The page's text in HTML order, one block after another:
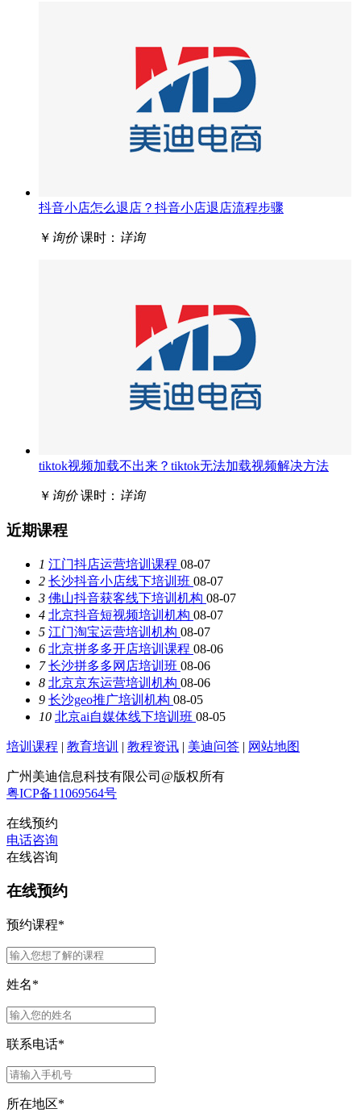
抖音小店怎么退店？抖音小店退店流程步骤
￥ 询价 课时： 详询
tiktok视频加载不出来？tiktok无法加载视频解决方法
￥ 询价 课时： 详询
近期课程
1 江门抖店运营培训课程 08-07
2 长沙抖音小店线下培训班 08-07
3 佛山抖音获客线下培训机构 08-07
4 北京抖音短视频培训机构 08-07
5 江门淘宝运营培训机构 08-07
6 北京拼多多开店培训课程 08-06
7 长沙拼多多网店培训班 08-06
8 北京京东运营培训机构 08-06
9 长沙geo推广培训机构 08-05
10 北京ai自媒体线下培训班 08-05
培训课程 | 教育培训 | 教程资讯 | 美迪问答 | 网站地图
广州美迪信息科技有限公司@版权所有
粤ICP备11069564号
在线预约
电话咨询
在线咨询
在线预约
预约课程*
姓名*
联系电话*
所在地区*